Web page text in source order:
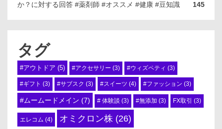
か？に対する回答 #薬剤師 #オススメ #健康 #豆知識
145
タグ
#アウトドア (5) #アクセサリー (3) #ウィズペティ (3)
#ギフト (3) #サブスク (3) #スイーツ (4) #ファッション (3)
#ムームードメイン (7) # 体験談 (3) #無添加 (3) FX取引 (3)
エレコム (4) オミクロン株 (26)